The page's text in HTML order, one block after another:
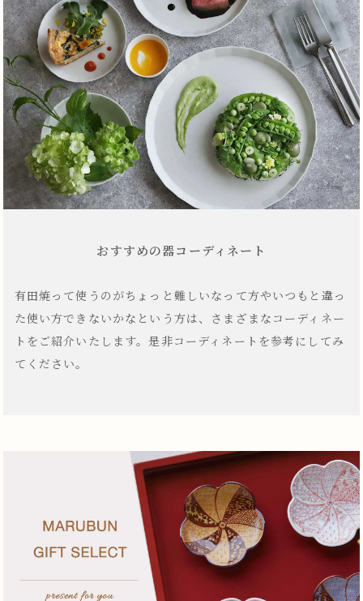
おすすめの器コーディネート
有田焼って使うのがちょっと難しいなって方やいつもと違っ
た使い方できないかなという方は、さまざまなコーディネー
トをご紹介いたします。是非コーディネートを参考にしてみ
てください。